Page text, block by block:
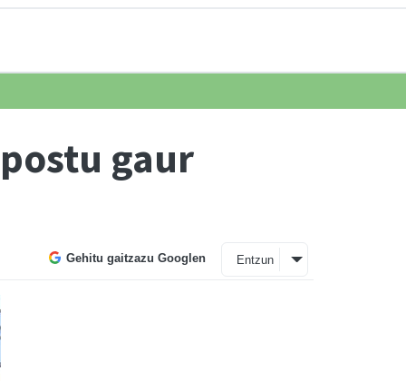
gaur
Gehitu gaitzazu Googlen Entzun